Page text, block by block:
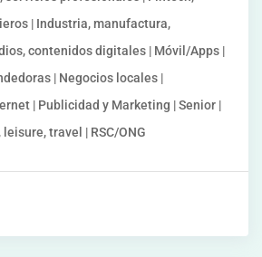
| Industria, manufactura,
contenidos digitales | Móvil/Apps |
| Negocios locales |
| Publicidad y Marketing | Senior |
travel | RSC/ONG